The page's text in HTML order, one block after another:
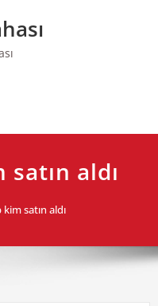
aldı
satın aldı